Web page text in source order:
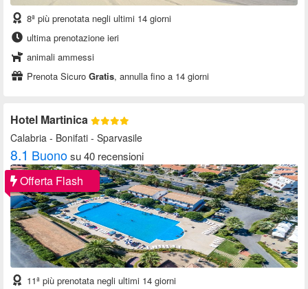
8ª più prenotata negli ultimi 14 giorni
ultima prenotazione ieri
animali ammessi
Prenota Sicuro Gratis, annulla fino a 14 giorni
Hotel Martinica
Calabria - Bonifati - Sparvasile
8.1 Buonosu 40 recensioni
Offerta Flash
11ª più prenotata negli ultimi 14 giorni